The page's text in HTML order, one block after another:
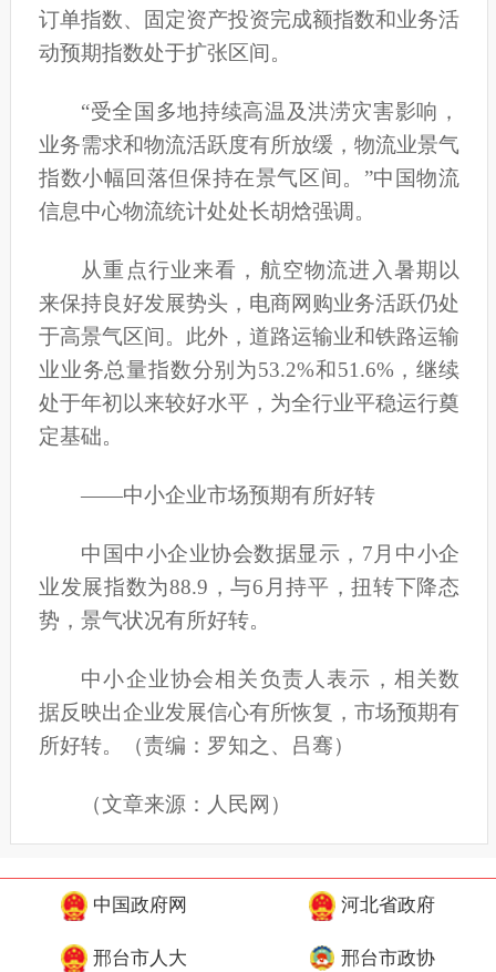
订单指数、固定资产投资完成额指数和业务活
动预期指数处于扩张区间。
“受全国多地持续高温及洪涝灾害影响，
业务需求和物流活跃度有所放缓，物流业景气
指数小幅回落但保持在景气区间。”中国物流
信息中心物流统计处处长胡焓强调。
从重点行业来看，航空物流进入暑期以
来保持良好发展势头，电商网购业务活跃仍处
于高景气区间。此外，道路运输业和铁路运输
业业务总量指数分别为53.2%和51.6%，继续
处于年初以来较好水平，为全行业平稳运行奠
定基础。
——中小企业市场预期有所好转
中国中小企业协会数据显示，7月中小企
业发展指数为88.9，与6月持平，扭转下降态
势，景气状况有所好转。
中小企业协会相关负责人表示，相关数
据反映出企业发展信心有所恢复，市场预期有
所好转。（责编：罗知之、吕骞）
（文章来源：人民网）
中国政府网 河北省政府
邢台市人大 邢台市政协